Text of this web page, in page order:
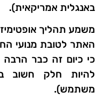
באנגלית אמריקאית).
משמע תהליך
האתר לטובת מנועי
כי כיום זה כבר
משתמש).